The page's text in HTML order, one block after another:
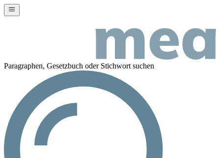
Paragraphen, Gesetzbuch oder Stichwort suchen